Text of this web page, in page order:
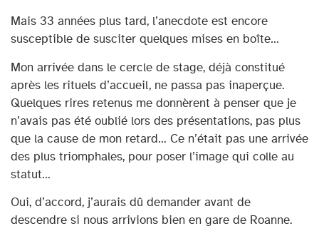
Mais 33 années plus tard, l’anecdote est encore
susceptible de susciter quelques mises en boîte…
Mon arrivée dans le cercle de stage, déjà constitué
après les rituels d’accueil, ne passa pas inaperçue.
Quelques rires retenus me donnèrent à penser que je
n’avais pas été oublié lors des présentations, pas plus
que la cause de mon retard… Ce n’était pas une arrivée
des plus triomphales, pour poser l’image qui colle au
statut…
Oui, d’accord, j’aurais dû demander avant de
descendre si nous arrivions bien en gare de Roanne.